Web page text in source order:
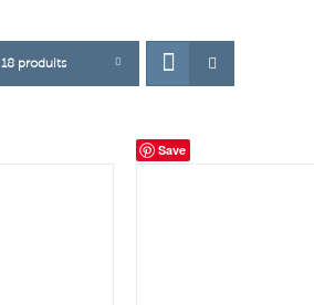
18 produits
Save